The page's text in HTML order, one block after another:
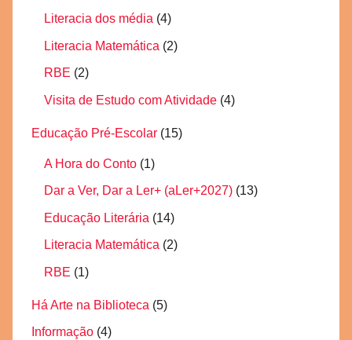
Literacia dos média (4)
Literacia Matemática (2)
RBE (2)
Visita de Estudo com Atividade (4)
Educação Pré-Escolar (15)
A Hora do Conto (1)
Dar a Ver, Dar a Ler+ (aLer+2027) (13)
Educação Literária (14)
Literacia Matemática (2)
RBE (1)
Há Arte na Biblioteca (5)
Informação (4)